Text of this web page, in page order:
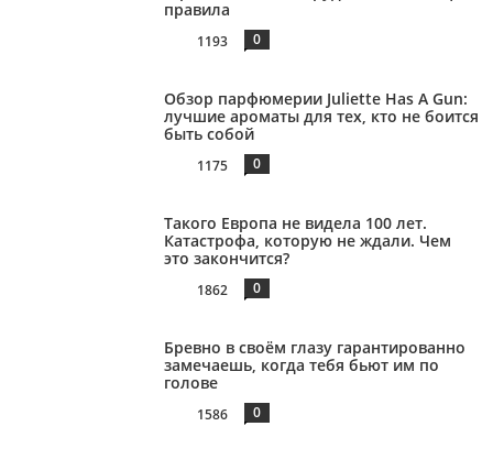
правила
1193 0
Обзор парфюмерии Juliette Has A Gun:
лучшие ароматы для тех, кто не боится
быть собой
1175 0
Такого Европа не видела 100 лет.
Катастрофа, которую не ждали. Чем
это закончится?
1862 0
Бревно в своём глазу гарантированно
замечаешь, когда тебя бьют им по
голове
1586 0